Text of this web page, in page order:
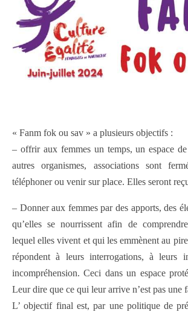
« Fanm fok ou sav » a plusieurs objectifs :
– offrir aux femmes un temps, un espace
autres organismes, associations sont
téléphoner ou venir sur place. Elles seront
– Donner aux femmes par des apports, des
qu’elles se nourrissent afin de
lequel elles vivent et qui les emmènent au
répondent à leurs interrogations, à leurs
incompréhension. Ceci dans un espace
Leur dire que ce qui leur arrive n’est pas une
L’ objectif final est, par une politique de